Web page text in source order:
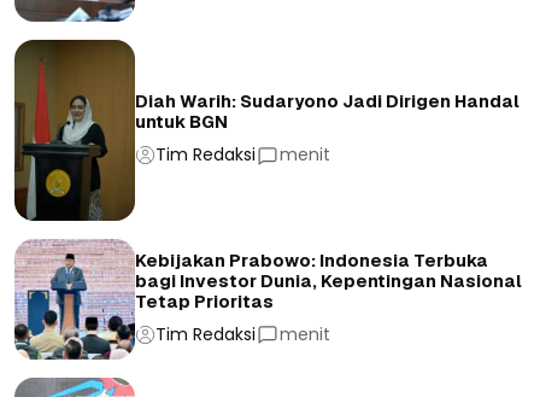
Diah Warih: Sudaryono Jadi Dirigen Handal
untuk BGN
Tim Redaksi menit
Kebijakan Prabowo: Indonesia Terbuka
bagi Investor Dunia, Kepentingan Nasional
Tetap Prioritas
Tim Redaksi menit